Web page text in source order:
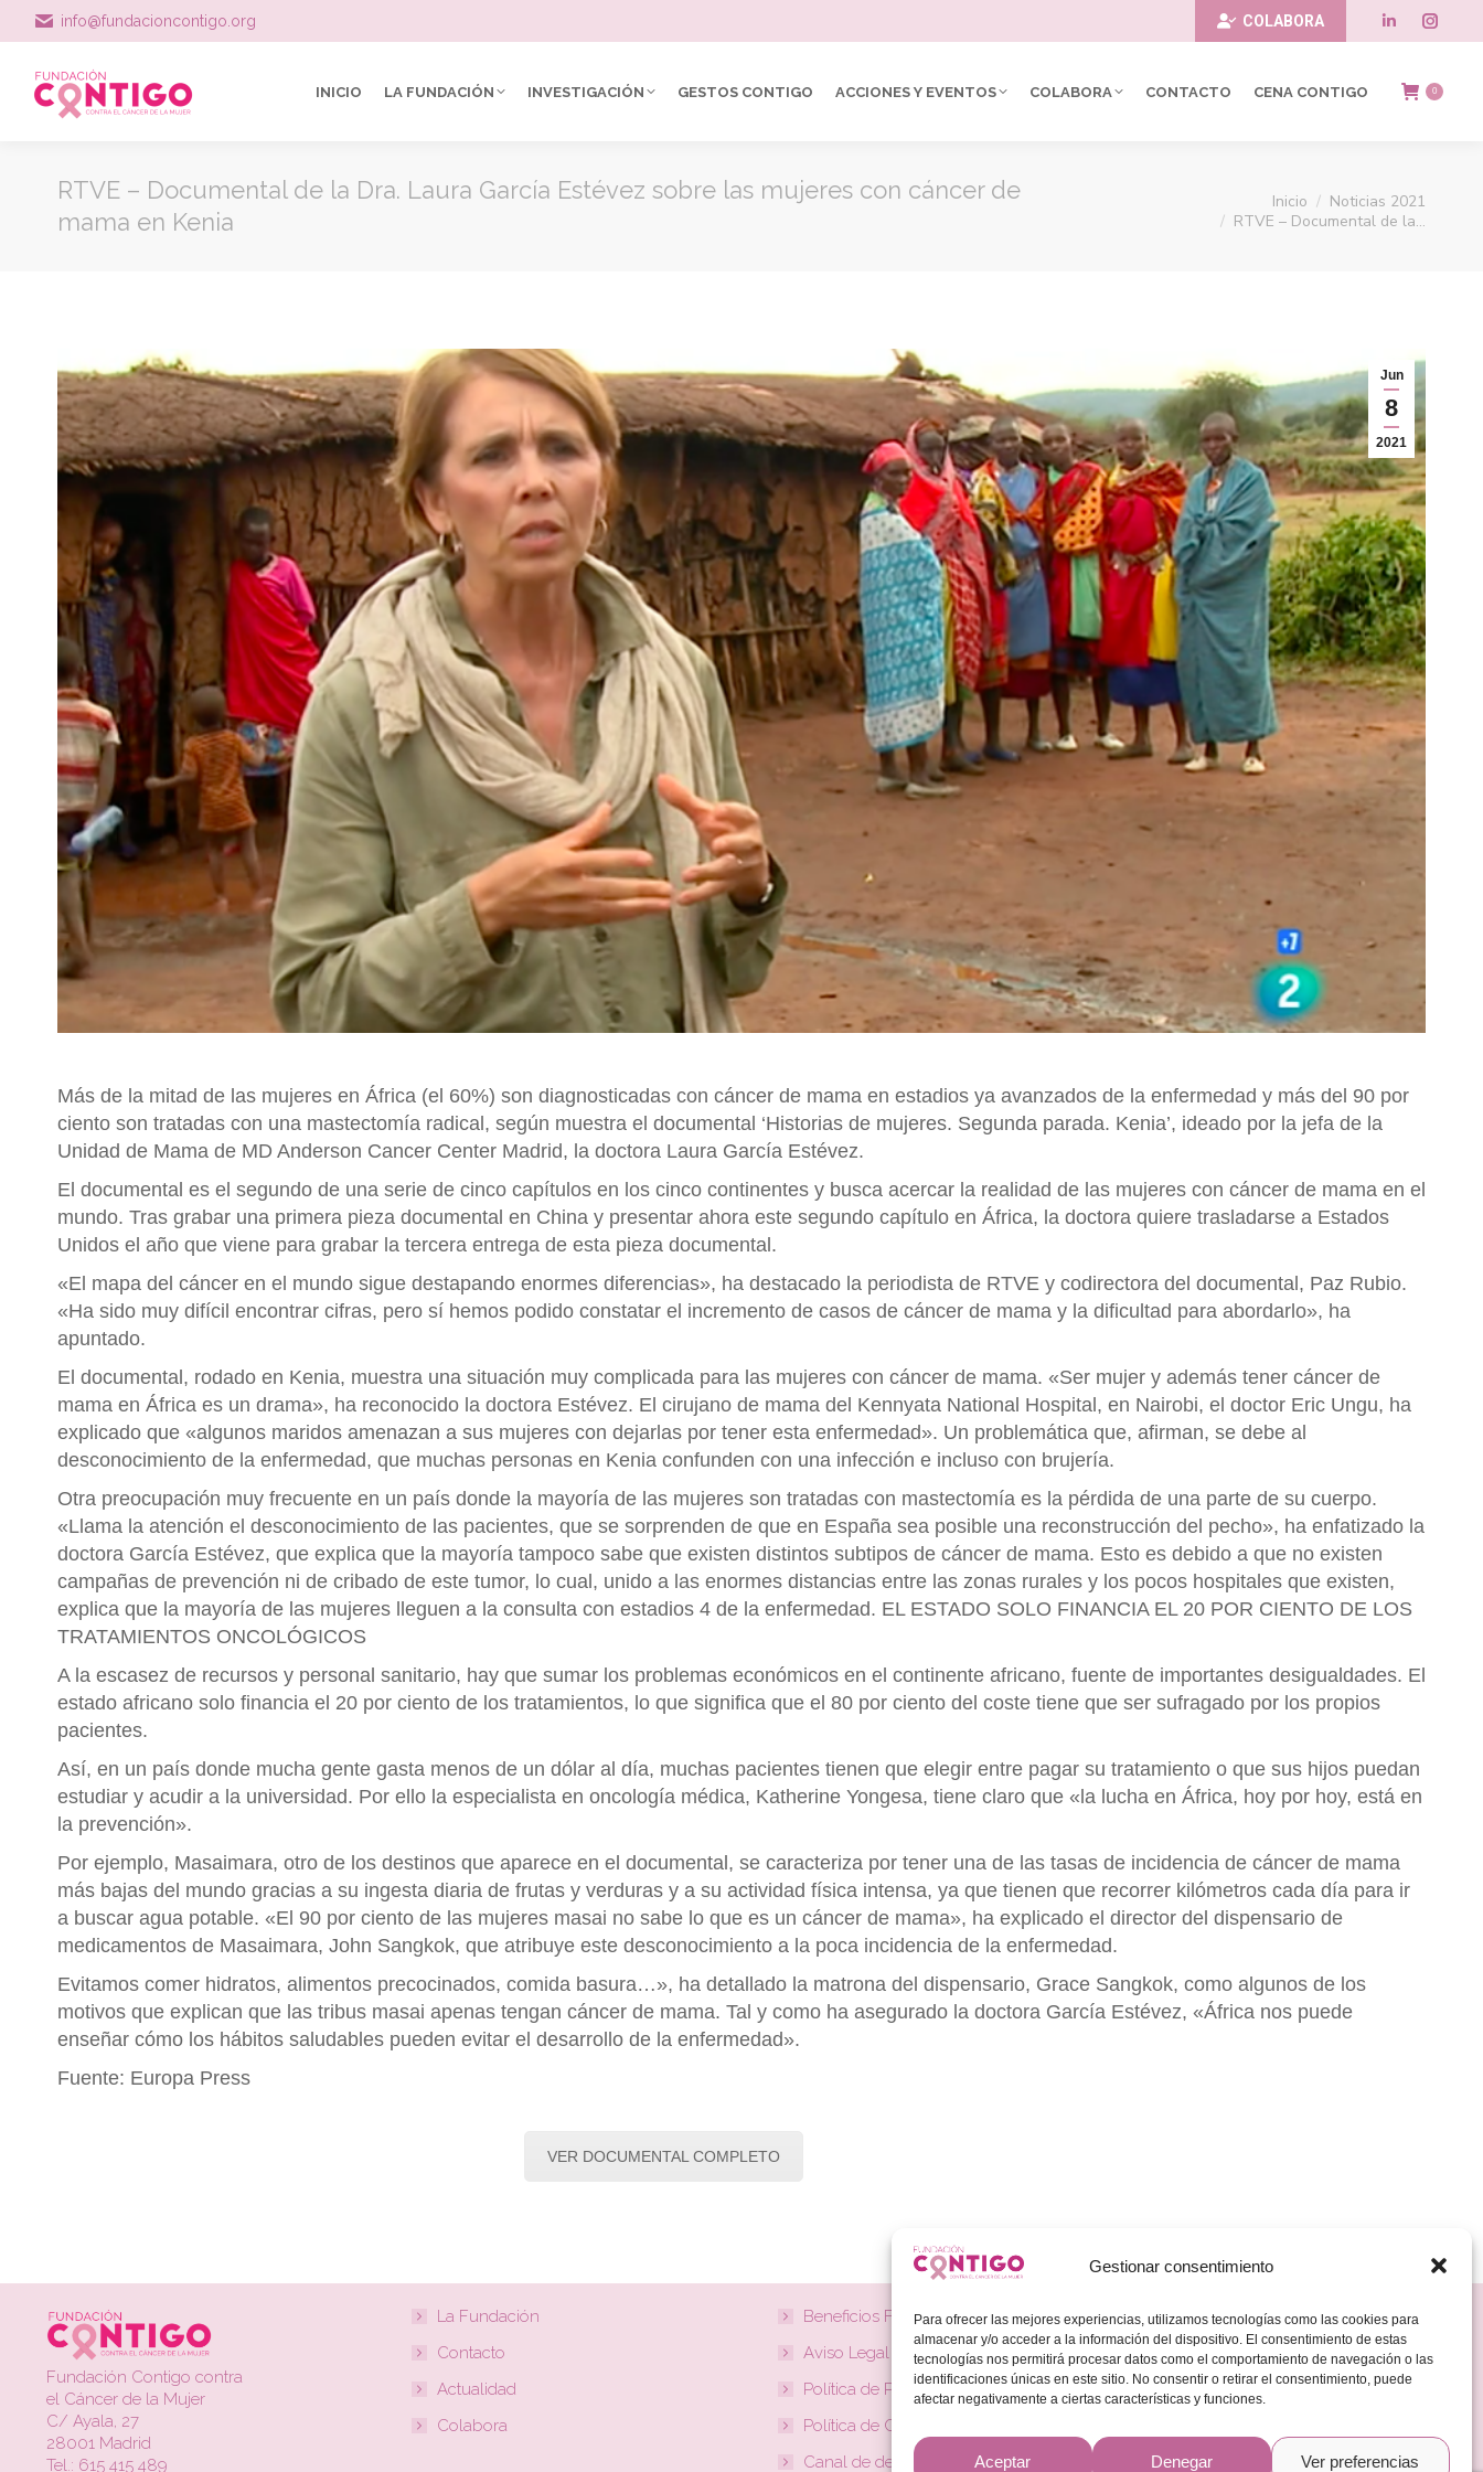
Gestionar consentimiento
Para ofrecer las mejores experiencias, utilizamos tecnologías como las cookies para
almacenar y/o acceder a la información del dispositivo. El consentimiento de estas
tecnologías nos permitirá procesar datos como el comportamiento de navegación o las
identificaciones únicas en este sitio. No consentir o retirar el consentimiento, puede
afectar negativamente a ciertas características y funciones.
Aceptar Denegar Ver preferencias
info@fundacioncontigo.org COLABORA
Linkedin
page
new
page
INICIO LA FUNDACIÓN INVESTIGACIÓN GESTOS CONTIGO ACCIONES Y EVENTOS COLABORA CONTACTO CENA CONTIGO 0
RTVE – Documental de la Dra. Laura García Estévez sobre las mujeres con cáncer de
mama en Kenia
Inicio
Noticias 2021
RTVE – Documental de la…
Jun
8
2021
Más de la mitad de las mujeres en África (el 60%) son diagnosticadas con cáncer de mama en estadios ya avanzados de la enfermedad y más del 90 por
ciento son tratadas con una mastectomía radical, según muestra el documental ‘Historias de mujeres. Segunda parada. Kenia’, ideado por la jefa de la
Unidad de Mama de MD Anderson Cancer Center Madrid, la doctora Laura García Estévez.
El documental es el segundo de una serie de cinco capítulos en los cinco continentes y busca acercar la realidad de las mujeres con cáncer de mama en el
mundo. Tras grabar una primera pieza documental en China y presentar ahora este segundo capítulo en África, la doctora quiere trasladarse a Estados
Unidos el año que viene para grabar la tercera entrega de esta pieza documental.
«El mapa del cáncer en el mundo sigue destapando enormes diferencias», ha destacado la periodista de RTVE y codirectora del documental, Paz Rubio.
«Ha sido muy difícil encontrar cifras, pero sí hemos podido constatar el incremento de casos de cáncer de mama y la dificultad para abordarlo», ha
apuntado.
El documental, rodado en Kenia, muestra una situación muy complicada para las mujeres con cáncer de mama. «Ser mujer y además tener cáncer de
mama en África es un drama», ha reconocido la doctora Estévez. El cirujano de mama del Kennyata National Hospital, en Nairobi, el doctor Eric Ungu, ha
explicado que «algunos maridos amenazan a sus mujeres con dejarlas por tener esta enfermedad». Un problemática que, afirman, se debe al
desconocimiento de la enfermedad, que muchas personas en Kenia confunden con una infección e incluso con brujería.
Otra preocupación muy frecuente en un país donde la mayoría de las mujeres son tratadas con mastectomía es la pérdida de una parte de su cuerpo.
«Llama la atención el desconocimiento de las pacientes, que se sorprenden de que en España sea posible una reconstrucción del pecho», ha enfatizado la
doctora García Estévez, que explica que la mayoría tampoco sabe que existen distintos subtipos de cáncer de mama. Esto es debido a que no existen
campañas de prevención ni de cribado de este tumor, lo cual, unido a las enormes distancias entre las zonas rurales y los pocos hospitales que existen,
explica que la mayoría de las mujeres lleguen a la consulta con estadios 4 de la enfermedad. EL ESTADO SOLO FINANCIA EL 20 POR CIENTO DE LOS
TRATAMIENTOS ONCOLÓGICOS
A la escasez de recursos y personal sanitario, hay que sumar los problemas económicos en el continente africano, fuente de importantes desigualdades. El
estado africano solo financia el 20 por ciento de los tratamientos, lo que significa que el 80 por ciento del coste tiene que ser sufragado por los propios
pacientes.
Así, en un país donde mucha gente gasta menos de un dólar al día, muchas pacientes tienen que elegir entre pagar su tratamiento o que sus hijos puedan
estudiar y acudir a la universidad. Por ello la especialista en oncología médica, Katherine Yongesa, tiene claro que «la lucha en África, hoy por hoy, está en
la prevención».
Por ejemplo, Masaimara, otro de los destinos que aparece en el documental, se caracteriza por tener una de las tasas de incidencia de cáncer de mama
más bajas del mundo gracias a su ingesta diaria de frutas y verduras y a su actividad física intensa, ya que tienen que recorrer kilómetros cada día para ir
a buscar agua potable. «El 90 por ciento de las mujeres masai no sabe lo que es un cáncer de mama», ha explicado el director del dispensario de
medicamentos de Masaimara, John Sangkok, que atribuye este desconocimiento a la poca incidencia de la enfermedad.
Evitamos comer hidratos, alimentos precocinados, comida basura…», ha detallado la matrona del dispensario, Grace Sangkok, como algunos de los
motivos que explican que las tribus masai apenas tengan cáncer de mama. Tal y como ha asegurado la doctora García Estévez, «África nos puede
enseñar cómo los hábitos saludables pueden evitar el desarrollo de la enfermedad».
Fuente: Europa Press
VER DOCUMENTAL COMPLETO
Fundación Contigo contra
el Cáncer de la Mujer
C/ Ayala, 27
28001 Madrid
Tel.: 615 415 489
La Fundación
Contacto
Actualidad
Colabora
Beneficios Fiscales
Aviso Legal
Política de Privacidad
Política de Cookies
Canal de denuncias
Redes Sociales
Encuéntranos en:
LinkedINInstagram